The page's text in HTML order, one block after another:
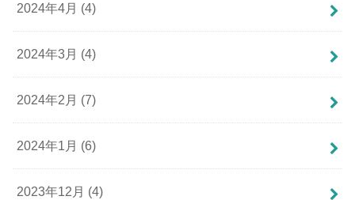
2024年4月 (4)
2024年3月 (4)
2024年2月 (7)
2024年1月 (6)
2023年12月 (4)